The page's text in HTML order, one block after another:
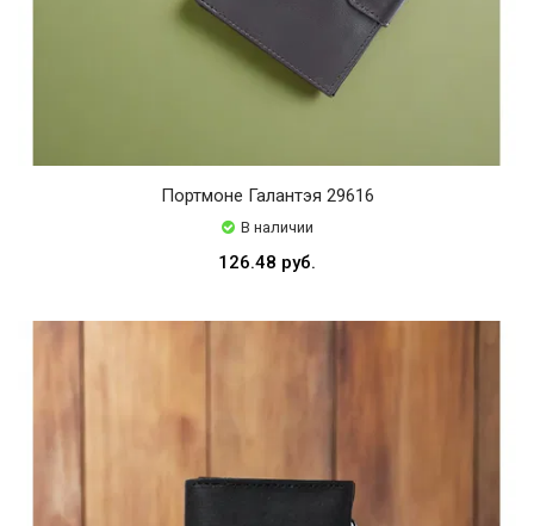
Портмоне Галантэя 29616
В наличии
126.48 руб.